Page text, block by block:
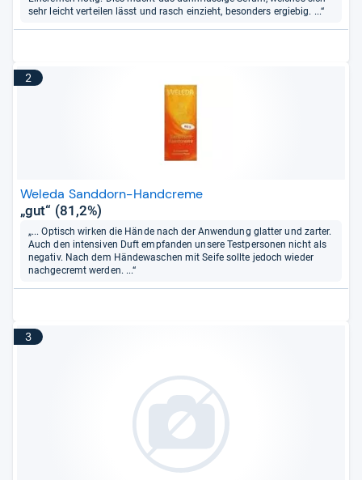
sehr leicht verteilen lässt und rasch einzieht, besonders ergiebig. ...“
2
Weleda Sanddorn-Handcreme
„gut“ (81,2%)
„... Optisch wirken die Hände nach der Anwendung glatter und zarter.
Auch den intensiven Duft empfanden unsere Testpersonen nicht als
negativ. Nach dem Händewaschen mit Seife sollte jedoch wieder
nachgecremt werden. ...“
3